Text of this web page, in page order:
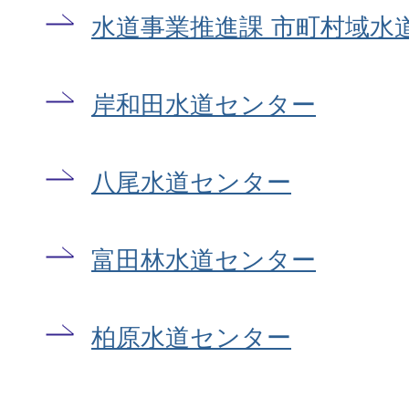
水道事業推進課 市町村域水
岸和田水道センター
八尾水道センター
富田林水道センター
柏原水道センター